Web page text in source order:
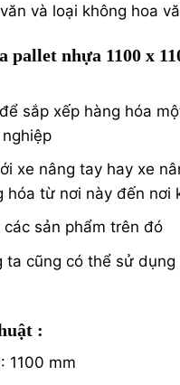
và loại không hoa
pallet nhựa 1100 x
sắp xếp hàng hóa
xe nâng tay hay xe
hóa từ nơi này đến nơi
sản phẩm trên đó
ta cũng có thể sử
:
1100 mm